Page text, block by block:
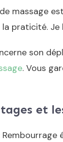
massage
praticité. Je
son
. Vous
et
Rembourrage